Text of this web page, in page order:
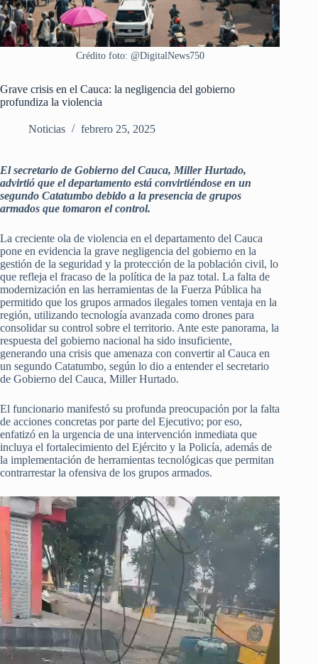
Crédito foto: @DigitalNews750
Grave crisis en el Cauca: la negligencia del gobierno
profundiza la violencia
Noticias febrero 25, 2025
El secretario de Gobierno del Cauca, Miller Hurtado,
advirtió que el departamento está convirtiéndose en un
segundo Catatumbo debido a la presencia de grupos
armados que tomaron el control.
La creciente ola de violencia en el departamento del Cauca
pone en evidencia la grave negligencia del gobierno en la
gestión de la seguridad y la protección de la población civil, lo
que refleja el fracaso de la política de la paz total. La falta de
modernización en las herramientas de la Fuerza Pública ha
permitido que los grupos armados ilegales tomen ventaja en la
región, utilizando tecnología avanzada como drones para
consolidar su control sobre el territorio. Ante este panorama, la
respuesta del gobierno nacional ha sido insuficiente,
generando una crisis que amenaza con convertir al Cauca en
un segundo Catatumbo, según lo dio a entender el secretario
de Gobierno del Cauca, Miller Hurtado.
El funcionario manifestó su profunda preocupación por la falta
de acciones concretas por parte del Ejecutivo; por eso,
enfatizó en la urgencia de una intervención inmediata que
incluya el fortalecimiento del Ejército y la Policía, además de
la implementación de herramientas tecnológicas que permitan
contrarrestar la ofensiva de los grupos armados.